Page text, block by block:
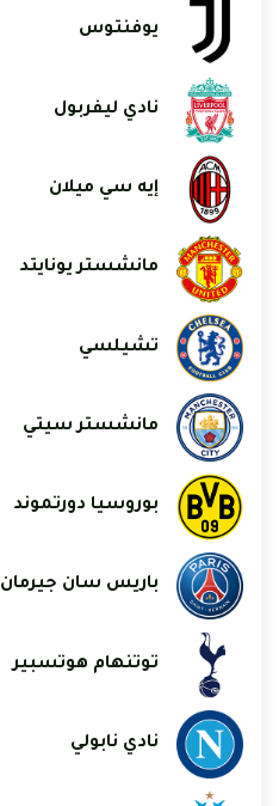
يوفنتوس
نادي ليفربول
إيه سي ميلان
مانشستر يونايتد
تشيلسي
مانشستر سيتي
بوروسيا دورتموند
باريس سان جيرمان
توتنهام هوتسبير
نادي نابولي